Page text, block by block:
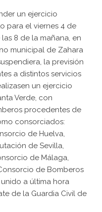
un ejercicio
para el viernes 4 de
8 de la mañana, en
municipal de Zahara
la previsión
a distintos servicios
un ejercicio
Verde, con
procedentes de
consorciados:
de Huelva,
de Sevilla,
de Málaga,
de Bomberos
a última hora
de la Guardia Civil de